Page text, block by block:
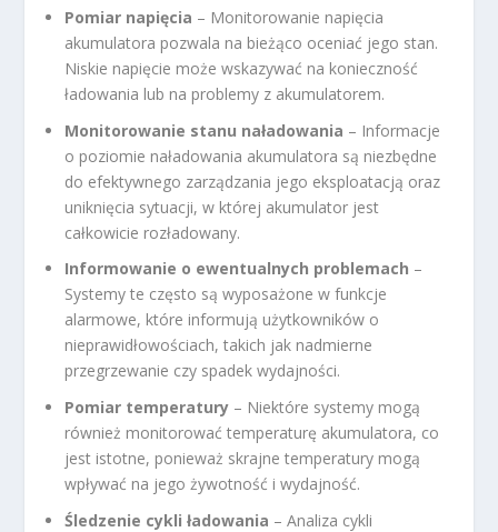
Pomiar napięcia – Monitorowanie napięcia
akumulatora pozwala na bieżąco oceniać jego stan.
Niskie napięcie może wskazywać na konieczność
ładowania lub na problemy z akumulatorem.
Monitorowanie stanu naładowania – Informacje
o poziomie naładowania akumulatora są niezbędne
do efektywnego zarządzania jego eksploatacją oraz
uniknięcia sytuacji, w której akumulator jest
całkowicie rozładowany.
Informowanie o ewentualnych problemach –
Systemy te często są wyposażone w funkcje
alarmowe, które informują użytkowników o
nieprawidłowościach, takich jak nadmierne
przegrzewanie czy spadek wydajności.
Pomiar temperatury – Niektóre systemy mogą
również monitorować temperaturę akumulatora, co
jest istotne, ponieważ skrajne temperatury mogą
wpływać na jego żywotność i wydajność.
Śledzenie cykli ładowania – Analiza cykli